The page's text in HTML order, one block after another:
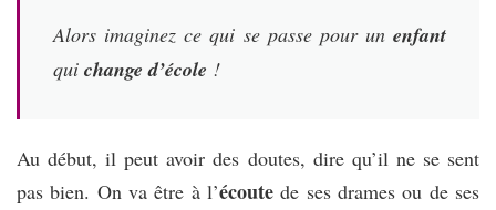
Alors imaginez ce qui se passe pour un enfant
qui change d’école !
Au début, il peut avoir des doutes, dire qu’il ne se sent
pas bien. On va être à l’écoute de ses drames ou de ses